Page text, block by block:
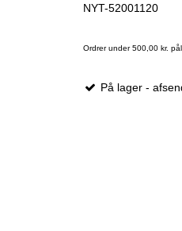
NYT-52001120
Ordrer under 500,00 kr.
På lager -